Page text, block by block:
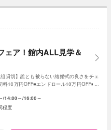
ェア！館内ALL見学＆
貸切】誰とも被らない結婚式の良さをチェ
料10万円OFF■エンドロール10万円OFF■フ
14:00～ 16:00～
程度